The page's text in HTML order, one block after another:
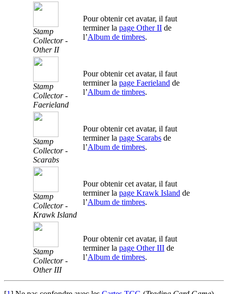
Stamp
Collector -
Other II
Pour obtenir cet avatar, il faut
terminer la page Other II de
l’Album de timbres.
Stamp
Collector -
Faerieland
Pour obtenir cet avatar, il faut
terminer la page Faerieland de
l’Album de timbres.
Stamp
Collector -
Scarabs
Pour obtenir cet avatar, il faut
terminer la page Scarabs de
l’Album de timbres.
Stamp
Collector -
Krawk Island
Pour obtenir cet avatar, il faut
terminer la page Krawk Island de
l’Album de timbres.
Stamp
Collector -
Other III
Pour obtenir cet avatar, il faut
terminer la page Other III de
l’Album de timbres.